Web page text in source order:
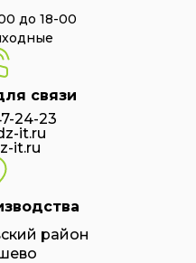
до 18-00
связи
24-23
it.ru
it.ru
район